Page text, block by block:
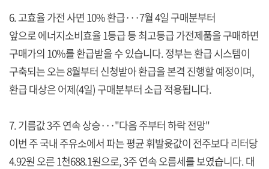
6. 고효율 가전 사면 10% 환급···7월 4일 구매분부터
앞으로 에너지소비효율 1등급 등 최고등급 가전제품을 구매하면
구매가의 10%를 환급받을 수 있습니다. 정부는 환급 시스템이
구축되는 오는 8월부터 신청받아 환급을 본격 진행할 예정이며,
환급 대상은 어제(4일) 구매분부터 소급 적용됩니다.
7. 기름값 3주 연속 상승···"다음 주부터 하락 전망"
이번 주 국내 주유소에서 파는 평균 휘발윳값이 전주보다 리터당
4.92원 오른 1천688.1원으로, 3주 연속 오름세를 보였습니다. 대